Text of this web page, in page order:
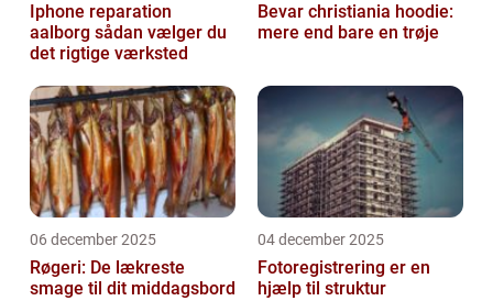
Iphone reparation
aalborg sådan vælger du
det rigtige værksted
Bevar christiania hoodie:
mere end bare en trøje
06 december 2025
Røgeri: De lækreste
smage til dit middagsbord
04 december 2025
Fotoregistrering er en
hjælp til struktur